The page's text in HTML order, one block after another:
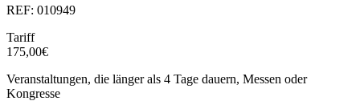
REF: 010949
Tariff
175,00€
Veranstaltungen, die länger als 4 Tage dauern, Messen oder
Kongresse